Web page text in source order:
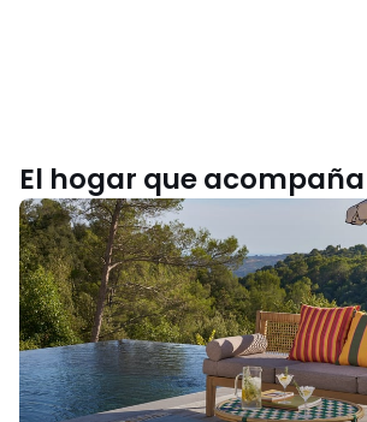
El hogar que
Donde
el
tiempo
se
detiene